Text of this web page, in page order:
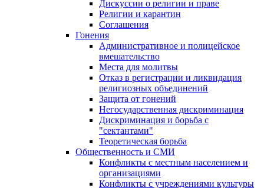
Дискуссии о религии и праве
Религии и карантин
Соглашения
Гонения
Административное и полицейское
вмешательство
Места для молитвы
Отказ в регистрации и ликвидация
религиозных объединений
Защита от гонений
Негосударственная дискриминация
Дискриминация и борьба с
"сектантами"
Теоретическая борьба
Общественность и СМИ
Конфликты с местным населением и
организациями
Конфликты с учреждениями культуры